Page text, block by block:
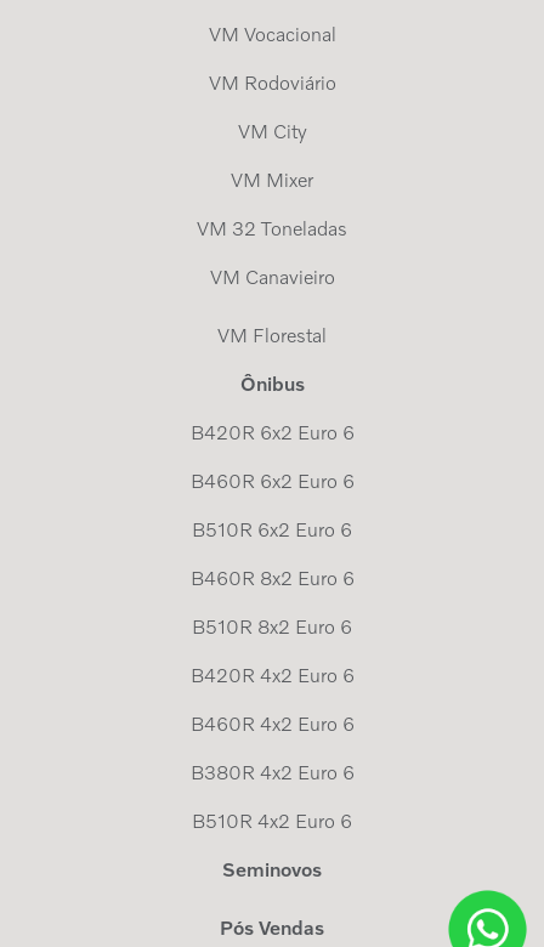
VM Vocacional
VM Rodoviário
VM City
VM Mixer
VM 32 Toneladas
VM Canavieiro
VM Florestal
Ônibus
B420R 6x2 Euro 6
B460R 6x2 Euro 6
B510R 6x2 Euro 6
B460R 8x2 Euro 6
B510R 8x2 Euro 6
B420R 4x2 Euro 6
B460R 4x2 Euro 6
B380R 4x2 Euro 6
B510R 4x2 Euro 6
Seminovos
Pós Vendas